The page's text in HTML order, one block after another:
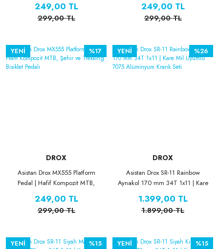
249,00 TL
299,00 TL
Pedalı
249,00 TL
299,00 TL
%17
YENİ
DROX
Asistan Drox MX555 Platform
Pedal | Hafif Kompozit MTB,
249,00 TL
299,00 TL
%26
YENİ
DROX
Asistan Drox SR-11 Rainbow
Aynakol 170 mm 34T 1x11 | Kare
Krank Seti
1.399,00 TL
1.899,00 TL
%15
YENİ %15
YENİ